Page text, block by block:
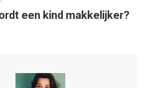
een kind makkelijker?